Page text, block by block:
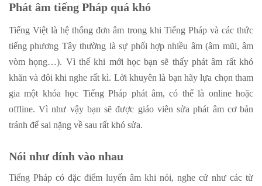
Phát âm tiếng Pháp quá khó
Tiếng Việt là hệ thống đơn âm trong khi Tiếng Pháp và các thức
tiếng phương Tây thường là sự phối hợp nhiều âm (âm mũi, âm
vòm họng…). Vì thế khi mới học bạn sẽ thấy phát âm rất khó
khăn và đôi khi nghe rất kì. Lời khuyên là bạn hãy lựa chọn tham
gia một khóa học Tiếng Pháp phát âm, có thể là online hoặc
offline. Vì như vậy bạn sẽ được giáo viên sửa phát âm cơ bản
tránh để sai nặng về sau rất khó sửa.
Nói như dính vào nhau
Tiếng Pháp có đặc điểm luyến âm khi nói, nghe cứ như các từ